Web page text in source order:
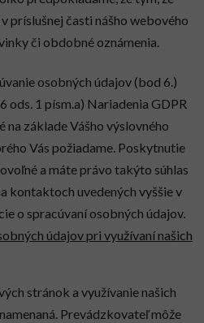
príslušnej časti nášho webového
či obdobné oznámenia.
osobných údajov (bod 6.)
ods. 1 písm.a) Nariadenia GDPR
na základe Vášho výslovného
Vás požiadame. Poskytnutie
a máte právo takýto súhlas
kontaktoch uvedených vyššie v
o spracúvaní osobných údajov.
údajov pri využívaní našich
stránok a využívanie našich
Prevádzkovateľ môže